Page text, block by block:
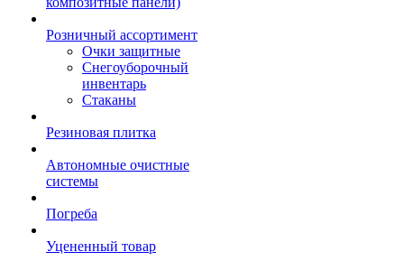
Розничный ассортимент
Очки защитные
Снегоуборочный
инвентарь
Стаканы
Резиновая плитка
Автономные очистные
системы
Погреба
Уцененный товар